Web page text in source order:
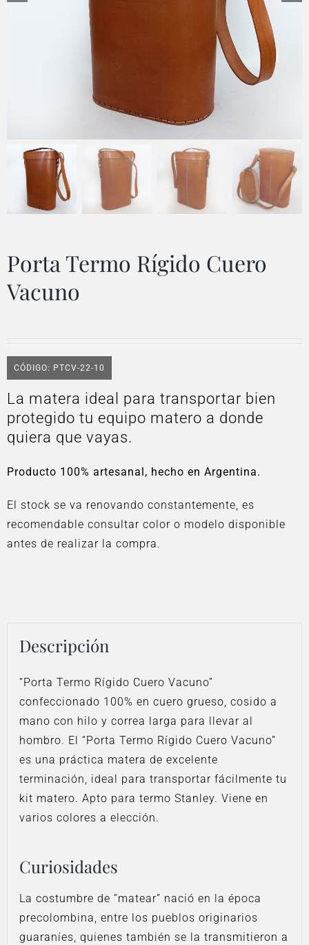
Porta Termo Rígido Cuero
Vacuno
CÓDIGO: PTCV-22-10
La matera ideal para transportar bien
protegido tu equipo matero a donde
quiera que vayas.
Producto 100% artesanal, hecho en Argentina.
El stock se va renovando constantemente, es
recomendable consultar color o modelo disponible
antes de realizar la compra.
Descripción
“Porta Termo Rígido Cuero Vacuno”
confeccionado 100% en cuero grueso, cosido a
mano con hilo y correa larga para llevar al
hombro. El “Porta Termo Rígido Cuero Vacuno”
es una práctica matera de excelente
terminación, ideal para transportar fácilmente tu
kit matero. Apto para termo Stanley. Viene en
varios colores a elección.
Curiosidades
La costumbre de “matear” nació en la época
precolombina, entre los pueblos originarios
guaraníes, quienes también se la transmitieron a